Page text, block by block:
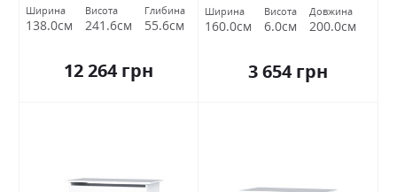
Ширина
138.0см
Висота
241.6см
Глибина
55.6см
12 264 грн
Ширина
160.0см
Висота
6.0см
Довжина
200.0см
3 654 грн